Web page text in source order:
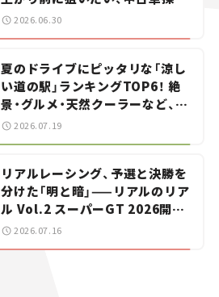
をお手伝い――ちょっとイケてるマ
イカー選び #02
2026.06.30
夏のドライブにピッタリな「涼し
い道の駅」ランキングTOP6！ 絶
景・グルメ・天然クーラーなど、避
暑におすすめのスポットを紹介
2026.07.19
リアルレーシング、予選と決勝を
分けた「明と暗」——リアルのリア
ル Vol.2 スーパーGT 2026開幕
戦 岡山国際サーキット
2026.07.16